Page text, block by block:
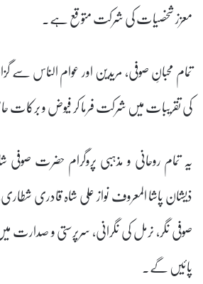
معزز شخصیات کی شرکت متوقع ہے۔
تمام محبانِ صوفی، مریدین اور عوام
کی تقریبات میں شرکت فرما کر فیوض و
یہ تمام روحانی و مذہبی پروگرام حضرت صوفی
ذیشان پاشا المعروف نواز علی شاہ قادری
صوفی نگر، نرمل کی نگرانی، سرپرستی و
پائیں گے۔